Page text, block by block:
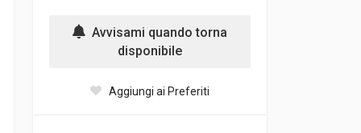
Avvisami quando torna
disponibile
Aggiungi ai Preferiti